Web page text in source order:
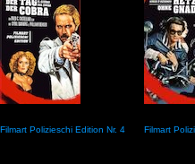
Filmart Polizieschi Edition Nr. 4 Filmart